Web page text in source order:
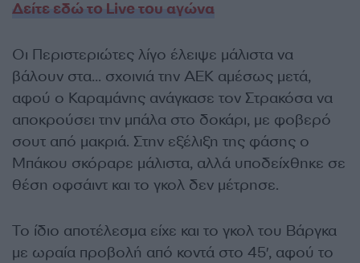
Δείτε εδώ το Live του αγώνα
Οι Περιστεριώτες λίγο έλειψε μάλιστα να
βάλουν στα… σχοινιά την ΑΕΚ αμέσως μετά,
αφού ο Καραμάνης ανάγκασε τον Στρακόσα να
αποκρούσει την μπάλα στο δοκάρι, με φοβερό
σουτ από μακριά. Στην εξέλιξη της φάσης ο
Μπάκου σκόραρε μάλιστα, αλλά υποδείχθηκε σε
θέση οφσάιντ και το γκολ δεν μέτρησε.
Το ίδιο αποτέλεσμα είχε και το γκολ του Βάργκα
με ωραία προβολή από κοντά στο 45′, αφού το